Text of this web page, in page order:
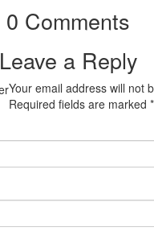
0 Comments
Leave a Reply
Your email address will not
Required fields are marked *